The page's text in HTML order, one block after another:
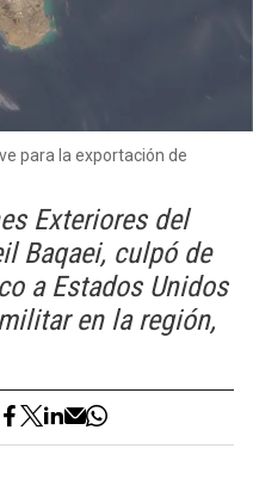
para la exportación de
Exteriores del
Baqaei, culpó de
a Estados Unidos
en la región,